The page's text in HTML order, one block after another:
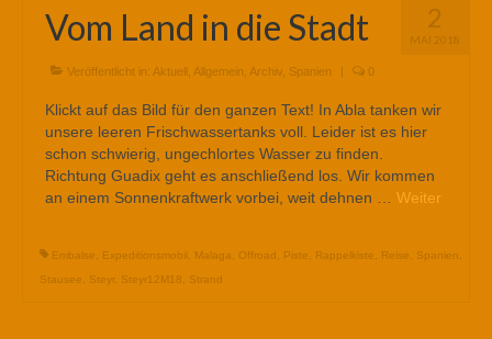
2
MAI 2018
Vom Land in die Stadt
Veröffentlicht in: Aktuell Allgemein Archiv Spanien | 0
Klickt auf das Bild für den ganzen Text! In Abla tanken wir
unsere leeren Frischwassertanks voll. Leider ist es hier
schon schwierig, ungechlortes Wasser zu finden.
Richtung Guadix geht es anschließend los. Wir kommen
an einem Sonnenkraftwerk vorbei, weit dehnen … Weiter
Embalse Expeditionsmobil Malaga Offroad Piste Rappelkiste Reise Spanien
Stausee
Steyr, Steyr12M18 Strand